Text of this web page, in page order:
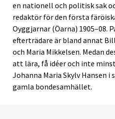
en nationell och politisk sak
redaktör för den första
Oyggjarnar (Öarna) 1905–08.
efterträdare är bland annat
och Maria Mikkelsen. Medan
att lära, få idéer och inte
Johanna Maria Skylv
gamla bondesamhället.